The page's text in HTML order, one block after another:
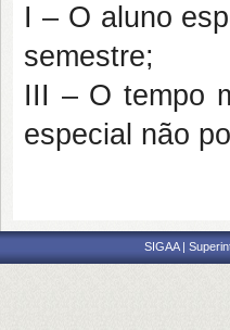
I – O aluno
semestre;
III – O tempo
especial não
SIGAA |